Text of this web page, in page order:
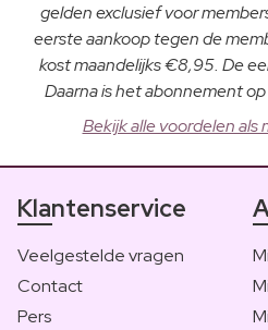
gelden exclusief voor
eerste aankoop tegen de
kost maandelijks €8,95. De
Daarna is het abonnement
Bekijk alle voordelen als
Klantenservice
Veelgestelde vragen
Contact
Pers